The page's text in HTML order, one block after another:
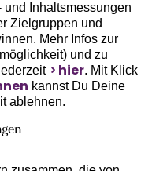
Inhaltsmessungen
Zielgruppen und
Mehr Infos zur
und zu
hier. Mit Klick
kannst Du Deine
ablehnen.